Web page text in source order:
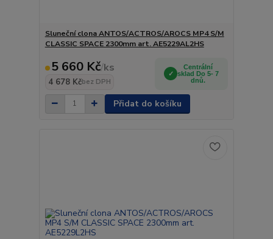
Sluneční clona ANTOS/ACTROS/AROCS MP4 S/M
CLASSIC SPACE 2300mm art. AE5229AL2HS
5 660 Kč/ks
4 678 Kčbez DPH
Centrální
sklad Do 5- 7
dnů.
Přidat do košíku